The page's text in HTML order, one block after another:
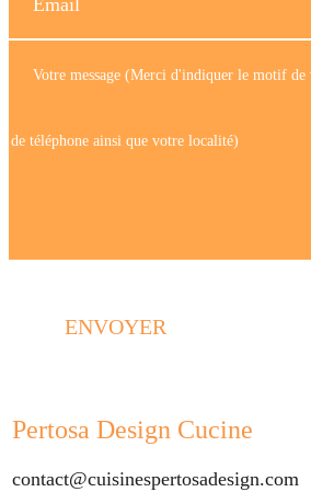
ENVOYER
Pertosa Design Cucine
contact@cuisinespertosadesign.com